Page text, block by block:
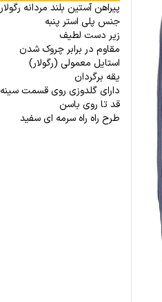
پیراهن آستین بلند مردانه رگولار
جنس پلی استر پنبه
زیر دست لطیف
مقاوم در برابر چروک شدن
استایل معمولی (رگولار)
یقه برگردان
دارای گلدوزی روی قسمت سینه
قد تا روی باسن
طرح راه راه سرمه ای سفید